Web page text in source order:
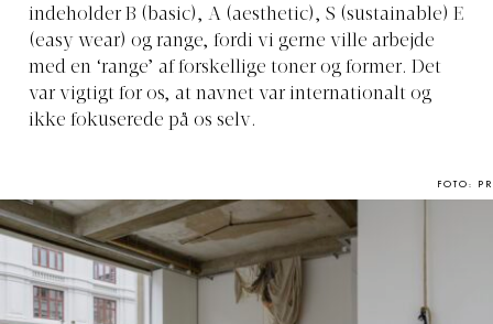
indeholder B (basic), A (aesthetic), S (sustainable) E
(easy wear) og range, fordi vi gerne ville arbejde
med en ‘range’ af forskellige toner og former. Det
var vigtigt for os, at navnet var internationalt og
ikke fokuserede på os selv.
FOTO: PR